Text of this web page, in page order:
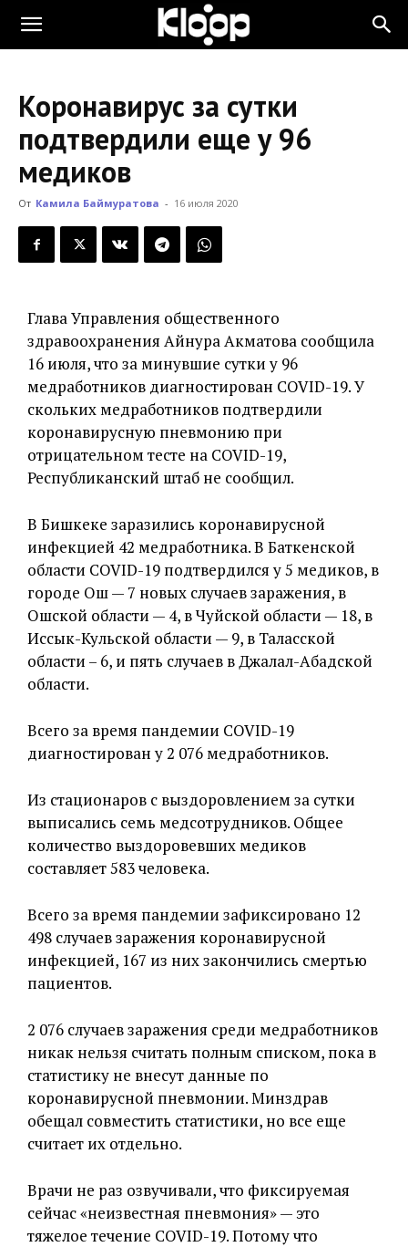
KLOOP.KG
Новости
Кыргызстана
Коронавирус за сутки
подтвердили еще у 96
медиков
От Камила Баймуратова - 16 июля 2020
Глава Управления общественного
здравоохранения Айнура Акматова сообщила
16 июля, что за минувшие сутки у 96
медработников диагностирован COVID-19. У
скольких медработников подтвердили
коронавирусную пневмонию при
отрицательном тесте на COVID-19,
Республиканский штаб не сообщил.
В Бишкеке заразились коронавирусной
инфекцией 42 медработника. В Баткенской
области COVID-19 подтвердился у 5 медиков, в
городе Ош — 7 новых случаев заражения, в
Ошской области — 4, в Чуйской области — 18, в
Иссык-Кульской области — 9, в Таласской
области – 6, и пять случаев в Джалал-Абадской
области.
Всего за время пандемии COVID-19
диагностирован у 2 076 медработников.
Из стационаров с выздоровлением за сутки
выписались семь медсотрудников. Общее
количество выздоровевших медиков
составляет 583 человека.
Всего за время пандемии зафиксировано 12
498 случаев заражения коронавирусной
инфекцией, 167 из них закончились смертью
пациентов.
2 076 случаев заражения среди медработников
никак нельзя считать полным списком, пока в
статистику не внесут данные по
коронавирусной пневмонии. Минздрав
обещал совместить статистики, но все еще
считает их отдельно.
Врачи не раз озвучивали, что фиксируемая
сейчас «неизвестная пневмония» — это
тяжелое течение COVID-19. Потому что